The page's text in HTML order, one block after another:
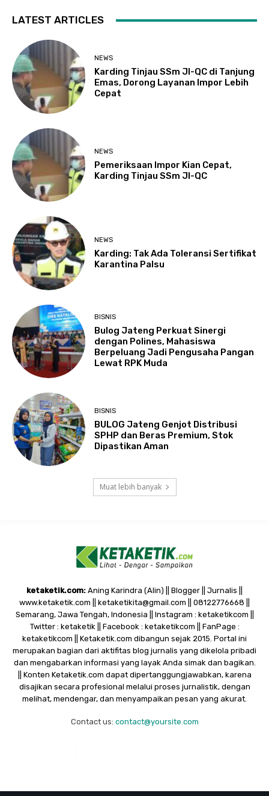
LATEST ARTICLES
NEWS
Karding Tinjau SSm JI-QC di Tanjung
Emas, Dorong Layanan Impor Lebih
Cepat
NEWS
Pemeriksaan Impor Kian Cepat,
Karding Tinjau SSm JI-QC
NEWS
Karding: Tak Ada Toleransi Sertifikat
Karantina Palsu
BISNIS
Bulog Jateng Perkuat Sinergi
dengan Polines, Mahasiswa
Berpeluang Jadi Pengusaha Pangan
Lewat RPK Muda
BISNIS
BULOG Jateng Genjot Distribusi
SPHP dan Beras Premium, Stok
Dipastikan Aman
Muat lebih banyak
ketaketik.com: Aning Karindra (Alin) || Blogger || Jurnalis ||
www.ketaketik.com || ketaketikita@gmail.com || 08122776668 ||
Semarang, Jawa Tengah, Indonesia || Instagram : ketaketikcom ||
Twitter : ketaketik || Facebook : ketaketikcom || FanPage :
ketaketikcom || Ketaketik.com dibangun sejak 2015. Portal ini
merupakan bagian dari aktifitas blog jurnalis yang dikelola pribadi
dan mengabarkan informasi yang layak Anda simak dan bagikan.
|| Konten Ketaketik.com dapat dipertanggungjawabkan, karena
disajikan secara profesional melalui proses jurnalistik, dengan
melihat, mendengar, dan menyampaikan pesan yang akurat.
Contact us: contact@yoursite.com